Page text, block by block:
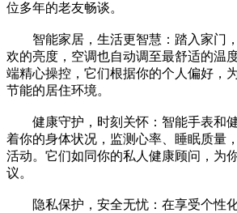
位多年的老友畅谈。
智能家居，生活更智慧：踏入家门
欢的亮度，空调也自动调至最舒适的温
端精心操控，它们根据你的个人偏好，
节能的居住环境。
健康守护，时刻关怀：智能手表和
着你的身体状况，监测心率、睡眠质量
活动。它们如同你的私人健康顾问，为
议。
隐私保护，安全无忧：在享受个性